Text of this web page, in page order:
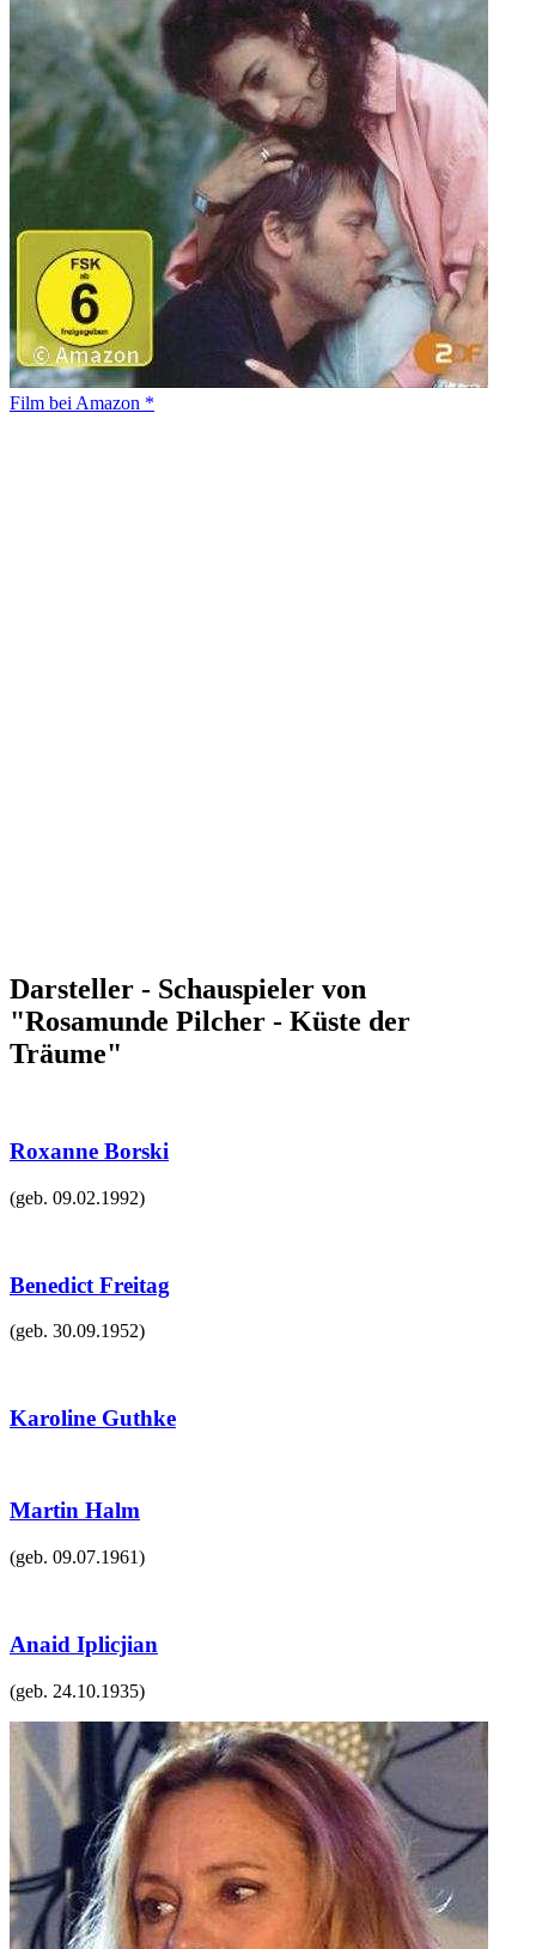
Film bei Amazon *
Darsteller - Schauspieler von
"Rosamunde Pilcher - Küste der
Träume"
Roxanne Borski
(geb. 09.02.1992)
Benedict Freitag
(geb. 30.09.1952)
Karoline Guthke
Martin Halm
(geb. 09.07.1961)
Anaid Iplicjian
(geb. 24.10.1935)